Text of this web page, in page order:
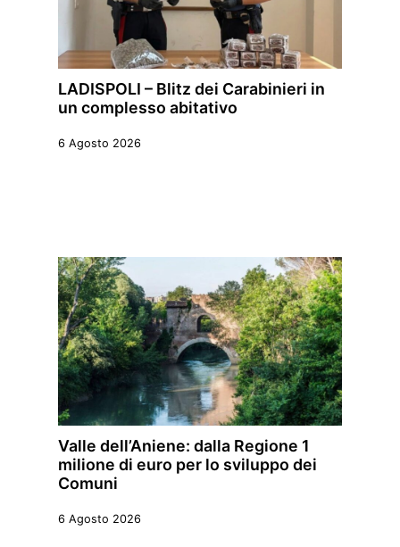
LADISPOLI – Blitz dei Carabinieri in
un complesso abitativo
6 Agosto 2026
Valle dell’Aniene: dalla Regione 1
milione di euro per lo sviluppo dei
Comuni
6 Agosto 2026